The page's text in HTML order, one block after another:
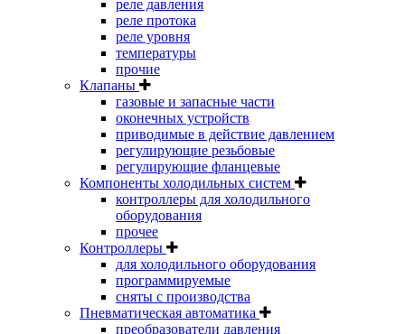
реле давления
реле протока
реле уровня
температуры
прочие
Клапаны
газовые и запасные части
оконечных устройств
приводимые в действие давлением
регулирующие резьбовые
регулирующие фланцевые
Компоненты холодильных систем
контроллеры для холодильного
оборудования
прочее
Контроллеры
для холодильного оборудования
программируемые
сняты с производства
Пневматическая автоматика
преобразователи давления